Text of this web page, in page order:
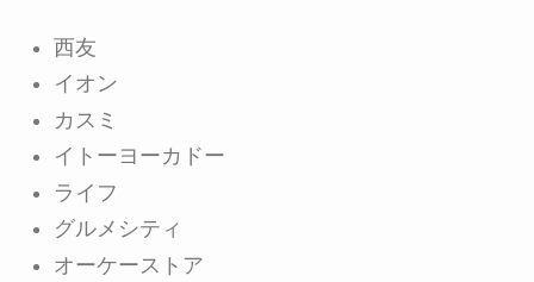
西友
イオン
カスミ
イトーヨーカドー
ライフ
グルメシティ
オーケーストア